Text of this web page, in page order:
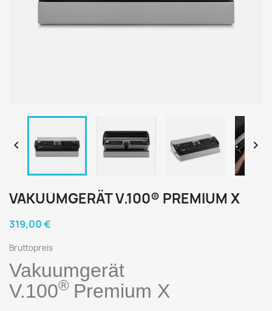
 
VAKUUMGERÄT V.100® PREMIUM X
319,00 €
Bruttopreis
Vakuumgerät
V.100® Premium X